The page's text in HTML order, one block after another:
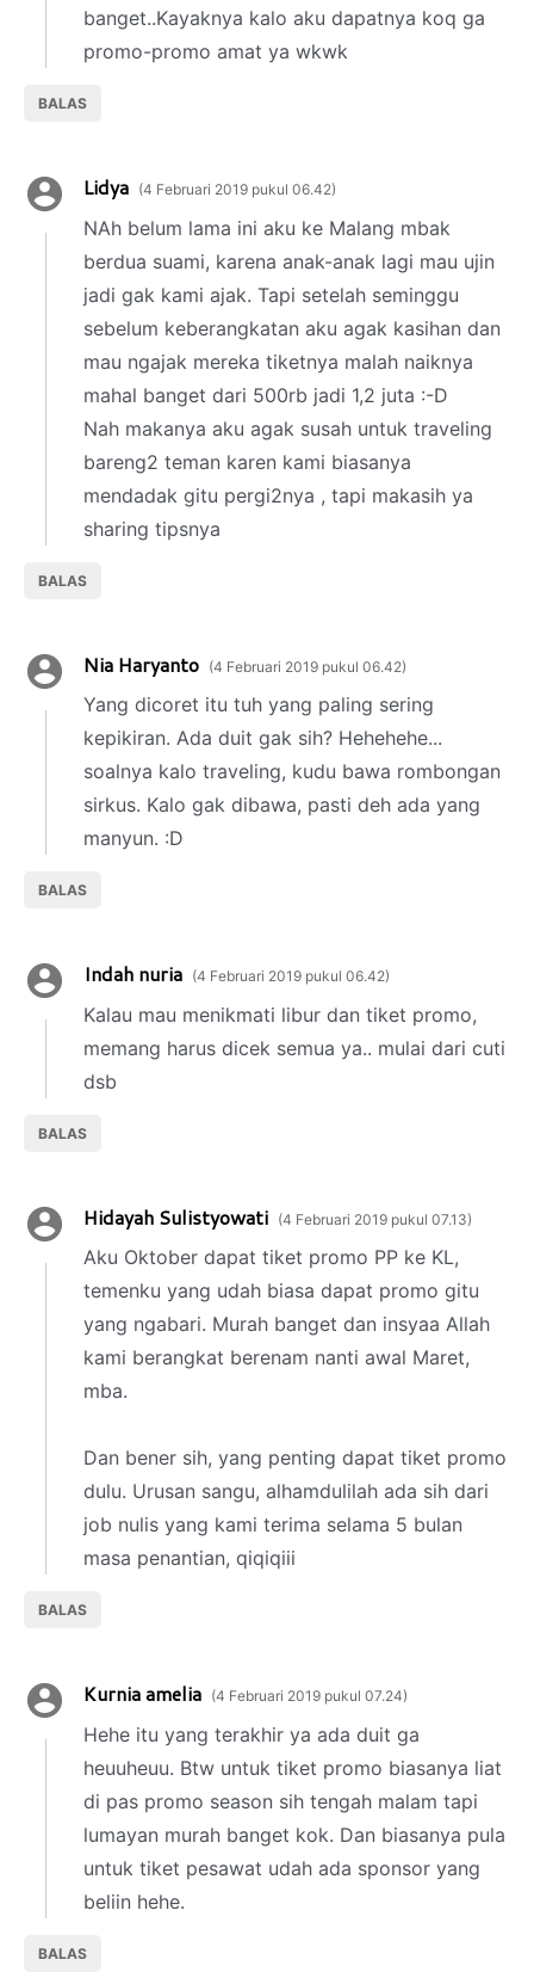
banget..Kayaknya kalo aku dapatnya koq ga
promo-promo amat ya wkwk
BALAS
Lidya 4 Februari 2019 pukul 06.42
NAh belum lama ini aku ke Malang mbak
berdua suami, karena anak-anak lagi mau ujin
jadi gak kami ajak. Tapi setelah seminggu
sebelum keberangkatan aku agak kasihan dan
mau ngajak mereka tiketnya malah naiknya
mahal banget dari 500rb jadi 1,2 juta :-D
Nah makanya aku agak susah untuk traveling
bareng2 teman karen kami biasanya
mendadak gitu pergi2nya , tapi makasih ya
sharing tipsnya
BALAS
Nia Haryanto 4 Februari 2019 pukul 06.42
Yang dicoret itu tuh yang paling sering
kepikiran. Ada duit gak sih? Hehehehe...
soalnya kalo traveling, kudu bawa rombongan
sirkus. Kalo gak dibawa, pasti deh ada yang
manyun. :D
BALAS
Indah nuria 4 Februari 2019 pukul 06.42
Kalau mau menikmati libur dan tiket promo,
memang harus dicek semua ya.. mulai dari cuti
dsb
BALAS
Hidayah Sulistyowati 4 Februari 2019 pukul 07.13
Aku Oktober dapat tiket promo PP ke KL,
temenku yang udah biasa dapat promo gitu
yang ngabari. Murah banget dan insyaa Allah
kami berangkat berenam nanti awal Maret,
mba.
Dan bener sih, yang penting dapat tiket promo
dulu. Urusan sangu, alhamdulilah ada sih dari
job nulis yang kami terima selama 5 bulan
masa penantian, qiqiqiii
BALAS
Kurnia amelia 4 Februari 2019 pukul 07.24
Hehe itu yang terakhir ya ada duit ga
heuuheuu. Btw untuk tiket promo biasanya liat
di pas promo season sih tengah malam tapi
lumayan murah banget kok. Dan biasanya pula
untuk tiket pesawat udah ada sponsor yang
beliin hehe.
BALAS